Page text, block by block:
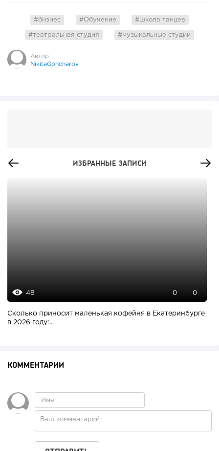
#бизнес #Обучение #школа танцев
#театральная студия #музыкальные студии
Автор
NikitaGoncharov
ИЗБРАННЫЕ ЗАПИСИ
48 0 0
Сколько приносит маленькая кофейня в Екатеринбурге
в 2026 году:...
КОММЕНТАРИИ